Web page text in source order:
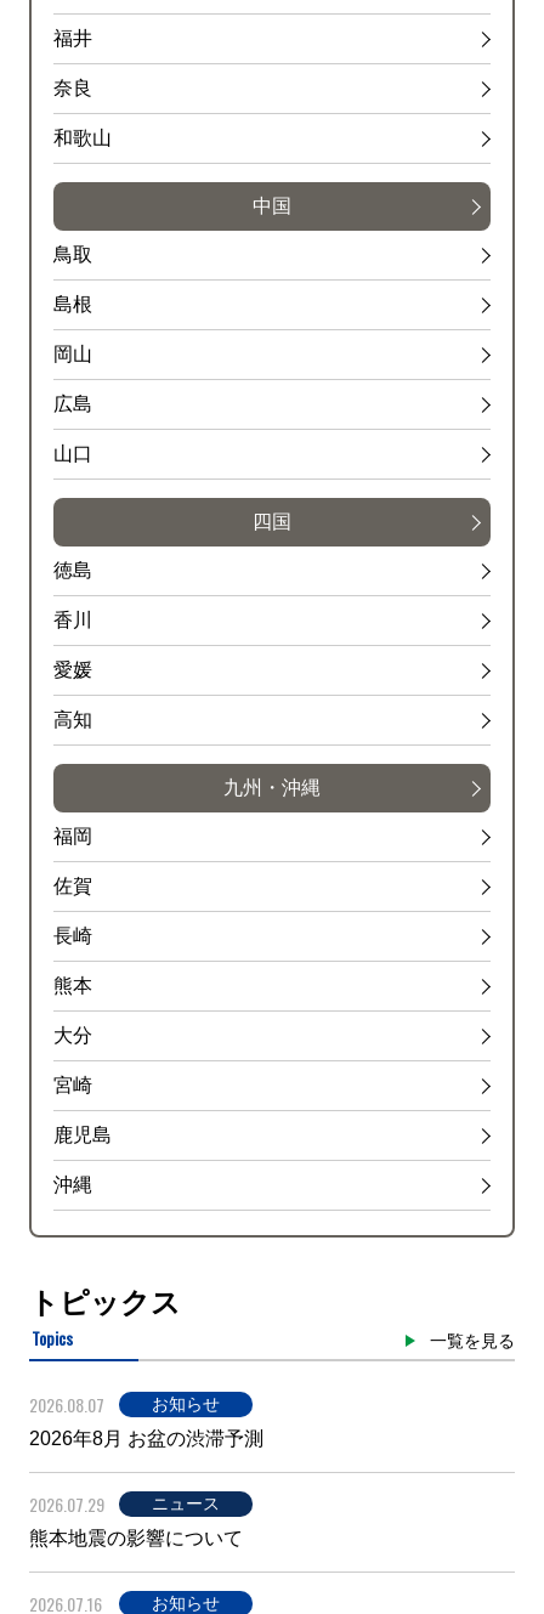
福井
奈良
和歌山
中国
鳥取
島根
岡山
広島
山口
四国
徳島
香川
愛媛
高知
九州・沖縄
福岡
佐賀
長崎
熊本
大分
宮崎
鹿児島
沖縄
トピックス
Topics 一覧を見る
2026.08.07 お知らせ
2026年8月 お盆の渋滞予測
2026.07.29 ニュース
熊本地震の影響について
2026.07.16 お知らせ